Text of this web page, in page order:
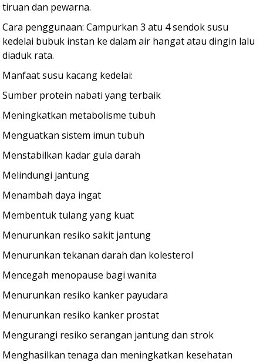
tiruan dan pewarna.
Cara penggunaan: Campurkan 3 atu 4 sendok susu
kedelai bubuk instan ke dalam air hangat atau dingin lalu
diaduk rata.
Manfaat susu kacang kedelai:
Sumber protein nabati yang terbaik
Meningkatkan metabolisme tubuh
Menguatkan sistem imun tubuh
Menstabilkan kadar gula darah
Melindungi jantung
Menambah daya ingat
Membentuk tulang yang kuat
Menurunkan resiko sakit jantung
Menurunkan tekanan darah dan kolesterol
Mencegah menopause bagi wanita
Menurunkan resiko kanker payudara
Menurunkan resiko kanker prostat
Mengurangi resiko serangan jantung dan strok
Menghasilkan tenaga dan meningkatkan kesehatan